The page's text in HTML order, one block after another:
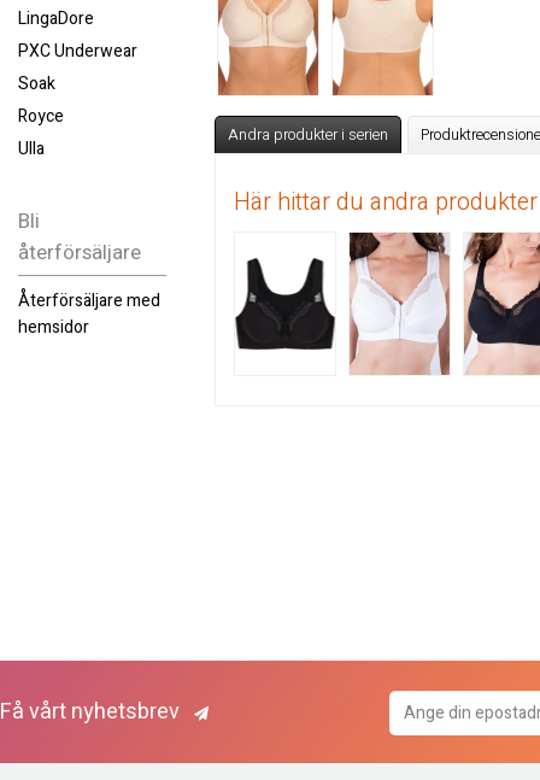
LingaDore
PXC Underwear
Soak
Royce
Ulla
Bli
återförsäljare
Återförsäljare med
hemsidor
Andra produkter i serien
Här hittar du andra
Få vårt nyhetsbrev